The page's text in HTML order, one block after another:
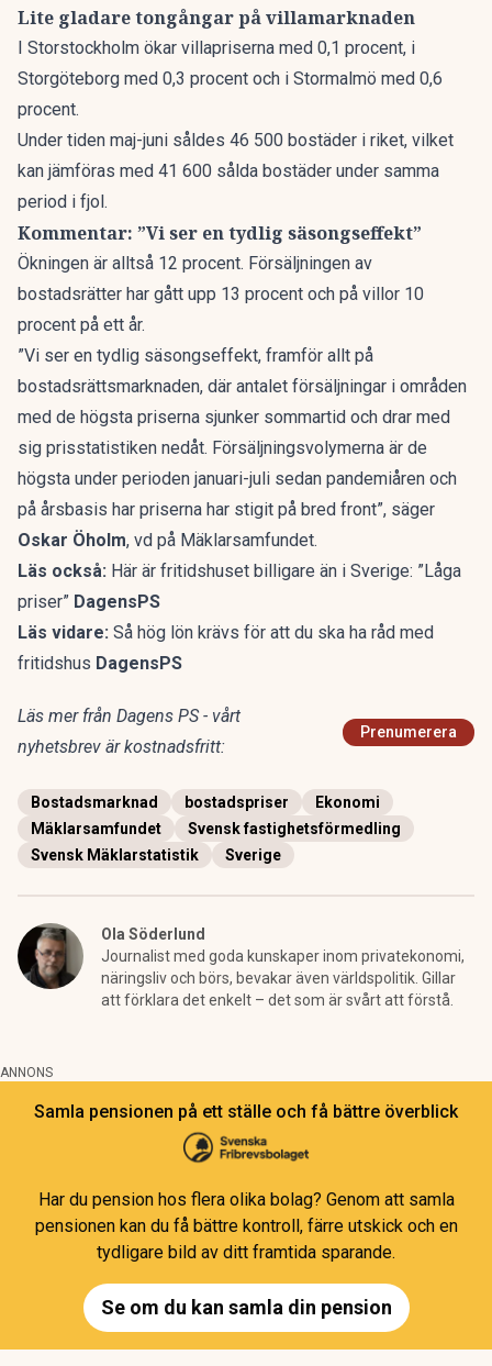
Lite gladare tongångar på villamarknaden
I Storstockholm ökar villapriserna med 0,1 procent, i
Storgöteborg med 0,3 procent och i Stormalmö med 0,6
procent.
Under tiden maj-juni såldes 46 500 bostäder i riket, vilket
kan jämföras med 41 600 sålda bostäder under samma
period i fjol.
Kommentar: ”Vi ser en tydlig säsongseffekt”
Ökningen är alltså 12 procent. Försäljningen av
bostadsrätter har gått upp 13 procent och på villor 10
procent på ett år.
”Vi ser en tydlig säsongseffekt, framför allt på
bostadsrättsmarknaden, där antalet försäljningar i områden
med de högsta priserna sjunker sommartid och drar med
sig prisstatistiken nedåt. Försäljningsvolymerna är de
högsta under perioden januari-juli sedan pandemiåren och
på årsbasis har priserna har stigit på bred front”, säger
Oskar Öholm, vd på Mäklarsamfundet.
Läs också: Här är fritidshuset billigare än i Sverige: ”Låga
priser” DagensPS
Läs vidare: Så hög lön krävs för att du ska ha råd med
fritidshus DagensPS
Läs mer från Dagens PS - vårt
nyhetsbrev är kostnadsfritt:
Prenumerera
Bostadsmarknad bostadspriser
Ekonomi
Mäklarsamfundet
Svensk fastighetsförmedling
Svensk Mäklarstatistik
Sverige
Ola Söderlund
Journalist med goda kunskaper inom privatekonomi,
näringsliv och börs, bevakar även världspolitik. Gillar
att förklara det enkelt – det som är svårt att förstå.
ANNONS
Samla pensionen på ett ställe och få bättre överblick
Har du pension hos flera olika bolag? Genom att samla
pensionen kan du få bättre kontroll, färre utskick och en
tydligare bild av ditt framtida sparande.
Se om du kan samla din pension